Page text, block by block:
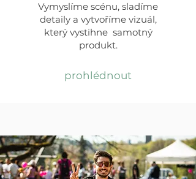
Vymyslíme scénu, sladíme
detaily a vytvoříme vizuál,
který vystihne samotný
produkt.
prohlédnout